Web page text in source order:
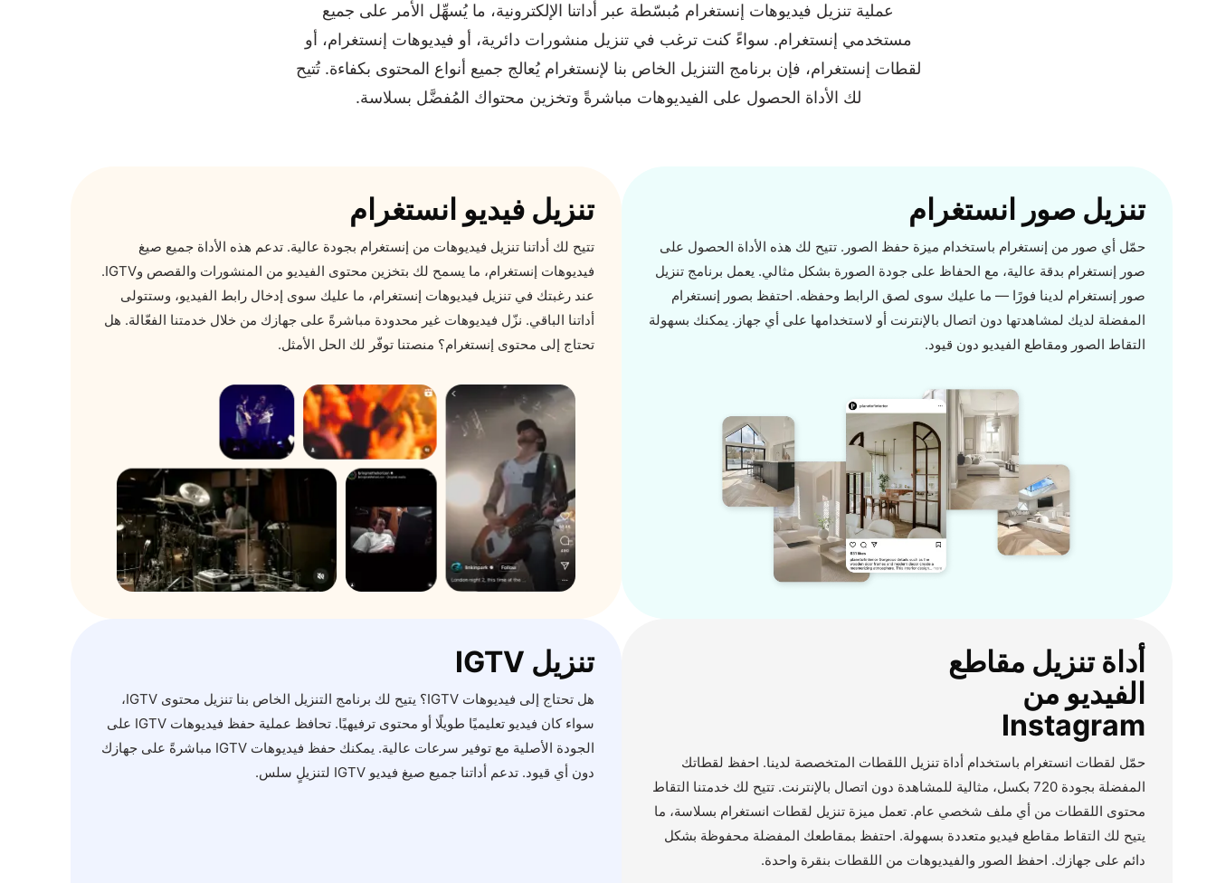
عملية تنزيل فيديوهات إنستغرام مُبسّطة عبر أداتنا الإلكترونية، ما يُسهِّل الأمر على جميع
مستخدمي إنستغرام. سواءً كنت ترغب في تنزيل منشورات دائرية، أو فيديوهات إنستغرام، أو
لقطات إنستغرام، فإن برنامج التنزيل الخاص بنا لإنستغرام يُعالج جميع أنواع المحتوى بكفاءة. تُتيح
لك الأداة الحصول على الفيديوهات مباشرةً وتخزين محتواك المُفضَّل بسلاسة.
تنزيل صور انستغرام
حمّل أي صور من إنستغرام باستخدام ميزة حفظ الصور. تتيح لك هذه الأداة الحصول على
صور إنستغرام بدقة عالية، مع الحفاظ على جودة الصورة بشكل مثالي. يعمل برنامج تنزيل
صور إنستغرام لدينا فورًا — ما عليك سوى لصق الرابط وحفظه. احتفظ بصور إنستغرام
المفضلة لديك لمشاهدتها دون اتصال بالإنترنت أو لاستخدامها على أي جهاز. يمكنك بسهولة
التقاط الصور ومقاطع الفيديو دون قيود.
تنزيل فيديو انستغرام
تتيح لك أداتنا تنزيل فيديوهات من إنستغرام بجودة عالية. تدعم هذه الأداة جميع صيغ
فيديوهات إنستغرام، ما يسمح لك بتخزين محتوى الفيديو من المنشورات والقصص وIGTV.
عند رغبتك في تنزيل فيديوهات إنستغرام، ما عليك سوى إدخال رابط الفيديو، وستتولى
أداتنا الباقي. نزّل فيديوهات غير محدودة مباشرةً على جهازك من خلال خدمتنا الفعّالة. هل
تحتاج إلى محتوى إنستغرام؟ منصتنا توفّر لك الحل الأمثل.
أداة تنزيل مقاطع
الفيديو من
Instagram
حمّل لقطات انستغرام باستخدام أداة تنزيل اللقطات المتخصصة لدينا. احفظ لقطاتك
المفضلة بجودة 720 بكسل، مثالية للمشاهدة دون اتصال بالإنترنت. تتيح لك خدمتنا التقاط
محتوى اللقطات من أي ملف شخصي عام. تعمل ميزة تنزيل لقطات انستغرام بسلاسة، ما
يتيح لك التقاط مقاطع فيديو متعددة بسهولة. احتفظ بمقاطعك المفضلة محفوظة بشكل
دائم على جهازك. احفظ الصور والفيديوهات من اللقطات بنقرة واحدة.
تنزيل IGTV
هل تحتاج إلى فيديوهات IGTV؟ يتيح لك برنامج التنزيل الخاص بنا تنزيل محتوى IGTV،
سواء كان فيديو تعليميًا طويلًا أو محتوى ترفيهيًا. تحافظ عملية حفظ فيديوهات IGTV على
الجودة الأصلية مع توفير سرعات عالية. يمكنك حفظ فيديوهات IGTV مباشرةً على جهازك
دون أي قيود. تدعم أداتنا جميع صيغ فيديو IGTV لتنزيلٍ سلس.